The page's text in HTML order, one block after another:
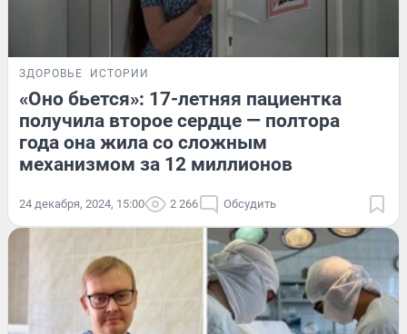
ЗДОРОВЬЕ ИСТОРИИ
«Оно бьется»: 17-летняя пациентка
получила второе сердце — полтора
года она жила со сложным
механизмом за 12 миллионов
24 декабря, 2024, 15:00 2 266 Обсудить